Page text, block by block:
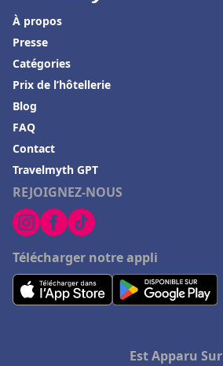
REJOIGNEZ-NOUS
Télécharger notre appli
À propos
Presse
Catégories
Prix de l’hôtellerie
Blog
FAQ
Contact
Travelmyth GPT
Est Apparu Sur